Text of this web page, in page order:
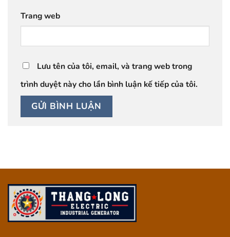
Trang web
Lưu tên của tôi, email, và trang web trong
trình duyệt này cho lần bình luận kế tiếp của tôi.